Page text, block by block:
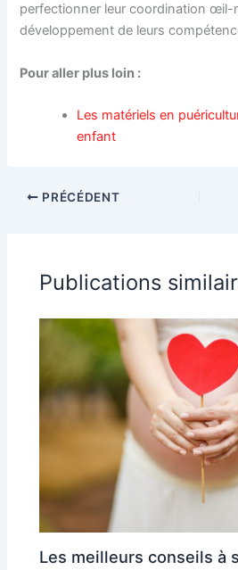
perfectionner leur coordination œil-
développement de leurs
Pour aller plus loin :
Les matériels en
enfant
PRÉCÉDENT
Publications
Les meilleurs conseils à